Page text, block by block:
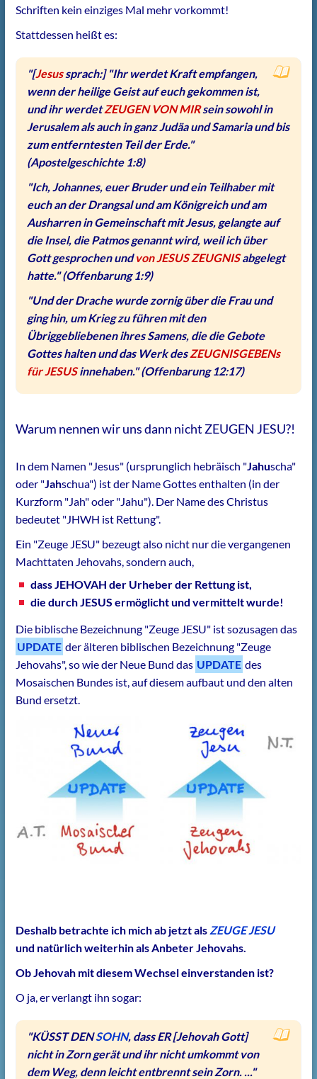
Schriften kein einziges Mal mehr vorkommt!
Stattdessen heißt es:
"[Jesussprach:] "Ihr werdet Kraft empfangen,
wenn der heilige Geist auf euch gekommen ist,
und ihr werdetZEUGEN VON MIRsein sowohl in
Jerusalem als auch in ganz Judäa und Samaria und bis
zum entferntesten Teil der Erde."
(Apostelgeschichte 1:8)
"Ich, Johannes, euer Bruder und ein Teilhaber mit
euch an der Drangsal und am Königreich und am
Ausharren in Gemeinschaft mit Jesus, gelangte auf
die Insel, die Patmos genannt wird, weil ich über
Gott gesprochen undvon JESUS ZEUGNISabgelegt
hatte."(Offenbarung 1:9)
"Und der Drache wurde zornig über die Frau und
ging hin, um Krieg zu führen mit den
Übriggebliebenen ihres Samens, die die Gebote
Gottes halten und das Werk desZEUGNISGEBENs
für JESUSinnehaben."(Offenbarung 12:17)
Warum nennen wir uns dann nicht ZEUGEN JESU?!
In dem Namen "Jesus" (ursprunglich hebräisch "Jahuscha"
oder "Jahschua") ist der Name Gottes enthalten (in der
Kurzform "Jah" oder "Jahu"). Der Name des Christus
bedeutet "JHWH ist Rettung".
Ein "Zeuge JESU" bezeugt also nicht nur die vergangenen
Machttaten Jehovahs, sondern auch,
dass JEHOVAH der Urheber der Rettung ist,
die durch JESUS ermöglicht und vermittelt wurde!
Die biblische Bezeichnung "Zeuge JESU" ist sozusagen das
UPDATE der älteren biblischen Bezeichnung "Zeuge
Jehovahs", so wie der Neue Bund das UPDATE des
Mosaischen Bundes ist, auf diesem aufbaut und den alten
Bund ersetzt.
Deshalb betrachte ich mich ab jetzt als ZEUGE JESU
und natürlich weiterhin als Anbeter Jehovahs.
Ob Jehovah mit diesem Wechsel einverstanden ist?
O ja, er verlangt ihn sogar:
"KÜSST DENSOHN, dass ER [Jehovah Gott]
nicht in Zorn gerät und ihr nicht umkommt von
dem Weg, denn leicht entbrennt sein Zorn. ..."